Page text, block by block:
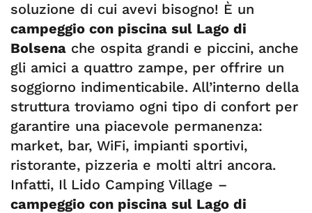
soluzione di cui avevi bisogno! È un
campeggio con piscina sul Lago di
Bolsena che ospita grandi e piccini, anche
gli amici a quattro zampe, per offrire un
soggiorno indimenticabile. All’interno della
struttura troviamo ogni tipo di confort per
garantire una piacevole permanenza:
market, bar, WiFi, impianti sportivi,
ristorante, pizzeria e molti altri ancora.
Infatti, Il Lido Camping Village –
campeggio con piscina sul Lago di